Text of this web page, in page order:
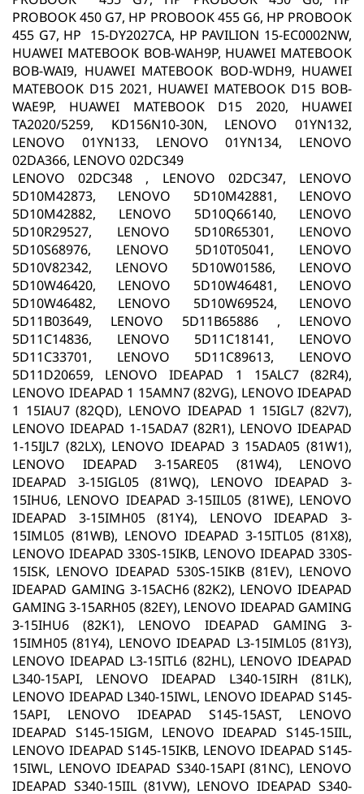
PROBOOK 450 G7, HP PROBOOK 455 G6, HP PROBOOK
455 G7, HP 15-DY2027CA, HP PAVILION 15-EC0002NW,
HUAWEI MATEBOOK BOB-WAH9P, HUAWEI MATEBOOK
BOB-WAI9, HUAWEI MATEBOOK BOD-WDH9, HUAWEI
MATEBOOK D15 2021, HUAWEI MATEBOOK D15 BOB-
WAE9P, HUAWEI MATEBOOK D15 2020, HUAWEI
TA2020/5259, KD156N10-30N, LENOVO 01YN132,
LENOVO 01YN133, LENOVO 01YN134, LENOVO
02DA366, LENOVO 02DC349
LENOVO 02DC348 , LENOVO 02DC347, LENOVO
5D10M42873, LENOVO 5D10M42881, LENOVO
5D10M42882, LENOVO 5D10Q66140, LENOVO
5D10R29527, LENOVO 5D10R65301, LENOVO
5D10S68976, LENOVO 5D10T05041, LENOVO
5D10V82342, LENOVO 5D10W01586, LENOVO
5D10W46420, LENOVO 5D10W46481, LENOVO
5D10W46482, LENOVO 5D10W69524, LENOVO
5D11B03649, LENOVO 5D11B65886 , LENOVO
5D11C14836, LENOVO 5D11C18141, LENOVO
5D11C33701, LENOVO 5D11C89613, LENOVO
5D11D20659, LENOVO IDEAPAD 1 15ALC7 (82R4),
LENOVO IDEAPAD 1 15AMN7 (82VG), LENOVO IDEAPAD
1 15IAU7 (82QD), LENOVO IDEAPAD 1 15IGL7 (82V7),
LENOVO IDEAPAD 1-15ADA7 (82R1), LENOVO IDEAPAD
1-15IJL7 (82LX), LENOVO IDEAPAD 3 15ADA05 (81W1),
LENOVO IDEAPAD 3-15ARE05 (81W4), LENOVO
IDEAPAD 3-15IGL05 (81WQ), LENOVO IDEAPAD 3-
15IHU6, LENOVO IDEAPAD 3-15IIL05 (81WE), LENOVO
IDEAPAD 3-15IMH05 (81Y4), LENOVO IDEAPAD 3-
15IML05 (81WB), LENOVO IDEAPAD 3-15ITL05 (81X8),
LENOVO IDEAPAD 330S-15IKB, LENOVO IDEAPAD 330S-
15ISK, LENOVO IDEAPAD 530S-15IKB (81EV), LENOVO
IDEAPAD GAMING 3-15ACH6 (82K2), LENOVO IDEAPAD
GAMING 3-15ARH05 (82EY), LENOVO IDEAPAD GAMING
3-15IHU6 (82K1), LENOVO IDEAPAD GAMING 3-
15IMH05 (81Y4), LENOVO IDEAPAD L3-15IML05 (81Y3),
LENOVO IDEAPAD L3-15ITL6 (82HL), LENOVO IDEAPAD
L340-15API, LENOVO IDEAPAD L340-15IRH (81LK),
LENOVO IDEAPAD L340-15IWL, LENOVO IDEAPAD S145-
15API, LENOVO IDEAPAD S145-15AST, LENOVO
IDEAPAD S145-15IGM, LENOVO IDEAPAD S145-15IIL,
LENOVO IDEAPAD S145-15IKB, LENOVO IDEAPAD S145-
15IWL, LENOVO IDEAPAD S340-15API (81NC), LENOVO
IDEAPAD S340-15IIL (81VW), LENOVO IDEAPAD S340-